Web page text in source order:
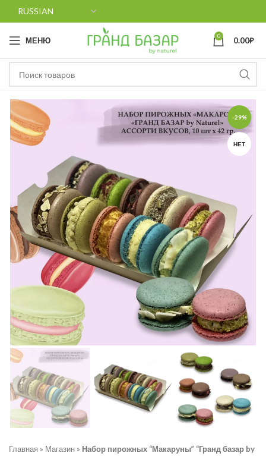
МЕНЮ 0 0.00₽
-29%
НЕТ
Главная » Магазин » Набор пирожных “Макаруны” “Гранд базар by